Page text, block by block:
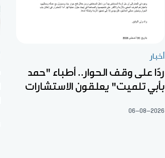
أخبار
ردّا على وقف الحوار.. أطباء "حمد
بأبي تلميت" يعلقون الاستشارات
06-08-2026